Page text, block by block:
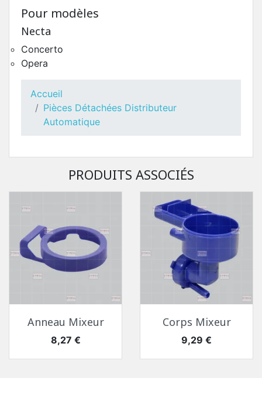
Pièces Détachées Distributeur Automatique
Toutes Pièces Détachées Concerto Touch
Pièces Détachées Distributeur Automatique
Pour modèles
Necta
Concerto
Opera
Accueil
Pièces Détachées Distributeur
Automatique
PRODUITS ASSOCIÉS
Anneau Mixeur
Prix
8,27 €
Corps Mixeur
Prix
9,29 €